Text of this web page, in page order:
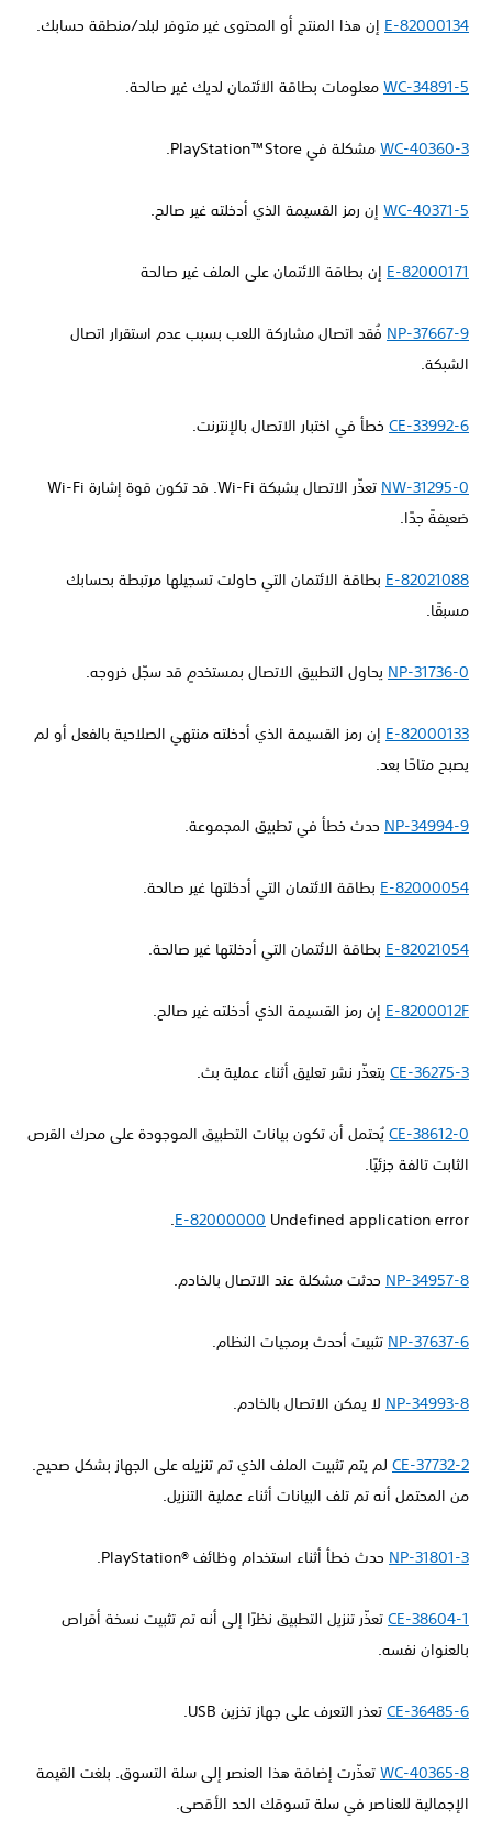
E-82000134 إن هذا المنتج أو المحتوى غير متوفر لبلد/منطقة حسابك.
WC-34891-5 معلومات بطاقة الائتمان لديك غير صالحة.
WC-40360-3 مشكلة في PlayStation™Store.
WC-40371-5 إن رمز القسيمة الذي أدخلته غير صالح.
E-82000171 إن بطاقة الائتمان على الملف غير صالحة
NP-37667-9 فُقد اتصال مشاركة اللعب بسبب عدم استقرار اتصال
الشبكة.
CE-33992-6 خطأ في اختبار الاتصال بالإنترنت.
NW-31295-0
تعذّر الاتصال بشبكة Wi-Fi. قد تكون قوة إشارة Wi-Fi
ضعيفةً جدًا.
E-82021088 بطاقة الائتمان التي حاولت تسجيلها مرتبطة بحسابك
مسبقًا.
NP-31736-0 يحاول التطبيق الاتصال بمستخدمٍ قد سجّل خروجه.
E-82000133 إن رمز القسيمة الذي أدخلته منتهي الصلاحية بالفعل أو لم
يصبح متاحًا بعد.
NP-34994-9 حدث خطأ في تطبيق المجموعة.
E-82000054 بطاقة الائتمان التي أدخلتها غير صالحة.
E-82021054 بطاقة الائتمان التي أدخلتها غير صالحة.
E-8200012F إن رمز القسيمة الذي أدخلته غير صالح.
CE-36275-3 يتعذّر نشر تعليق أثناء عملية بث.
CE-38612-0 يُحتمل أن تكون بيانات التطبيق الموجودة على محرك القرص
الثابت تالفة جزئيًا.
E-82000000 Undefined application error.
NP-34957-8 حدثت مشكلة عند الاتصال بالخادم.
NP-37637-6 تثبيت أحدث برمجيات النظام.
NP-34993-8 لا يمكن الاتصال بالخادم.
CE-37732-2 لم يتم تثبيت الملف الذي تم تنزيله على الجهاز بشكل صحيح.
من المحتمل أنه تم تلف البيانات أثناء عملية التنزيل.
NP-31801-3 حدث خطأ أثناء استخدام وظائف PlayStation®‎.
CE-38604-1 تعذّر تنزيل التطبيق نظرًا إلى أنه تم تثبيت نسخة أقراص
بالعنوان نفسه.
CE-36485-6 تعذر التعرف على جهاز تخزين USB.
WC-40365-8 تعذّرت إضافة هذا العنصر إلى سلة التسوق. بلغت القيمة
الإجمالية للعناصر في سلة تسوقك الحد الأقصى.